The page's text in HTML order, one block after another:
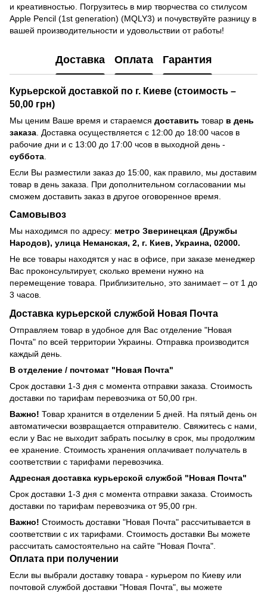
и креативностью. Погрузитесь в мир творчества со стилусом
Apple Pencil (1st generation) (MQLY3) и почувствуйте разницу в
вашей производительности и удовольствии от работы!
Доставка Оплата Гарантия
Курьерской доставкой по г. Киеве (стоимость –
50,00 грн)
Мы ценим Ваше время и стараемся доставить товар в день
заказа . Доставка осуществляется с 12:00 до 18:00 часов в
рабочие дни и с 13:00 до 17:00 чсов в выходной день -
суббота
Если Вы разместили заказ до 15:00, как правило, мы доставим
товар в день заказа. При дополнительном согласовании мы
сможем доставить заказ в другое оговоренное время.
Самовывоз
Мы находимся по адресу: метро Зверинецкая (Дружбы
Народов), улица Неманская, 2, г. Киев, Украина, 02000.
Не все товары находятся у нас в офисе, при заказе менеджер
Вас проконсультирует, сколько времени нужно на
перемещение товара. Приблизительно, это занимает – от 1 до
3 часов.
Доставка курьерской службой Новая Почта
Отправляем товар в удобное для Вас отделение "Новая
Почта" по всей территории Украины. Отправка производится
каждый день.
В отделение / почтомат "Новая Почта"
Срок доставки 1-3 дня с момента отправки заказа. Стоимость
доставки по тарифам перевозчика от 50,00 грн.
Важно! Товар хранится в отделении 5 дней. На пятый день он
автоматически возвращается отправителю. Свяжитесь с нами,
если у Вас не выходит забрать посылку в срок, мы продолжим
ее хранение. Стоимость хранения оплачивает получатель в
соответствии с тарифами перевозчика.
Адресная доставка курьерской службой "Новая Почта"
Срок доставки 1-3 дня с момента отправки заказа. Стоимость
доставки по тарифам перевозчика от 95,00 грн.
Важно! Стоимость доставки "Новая Почта" рассчитывается в
соответствии с их тарифами. Стоимость доставки Вы можете
рассчитать самостоятельно на сайте "Новая Почта".
Оплата при получении
Если вы выбрали доставку товара - курьером по Киеву или
почтовой службой доставки "Новая Почта", вы можете